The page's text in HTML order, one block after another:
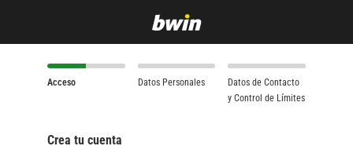
Acceso Datos Personales
Datos de Contacto
y Control de Límites
Crea tu cuenta